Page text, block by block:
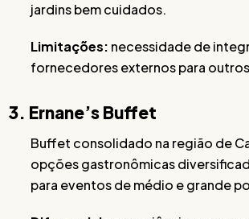
jardins bem cuidados.
Limitações: necessidade de
fornecedores externos para
3. Ernane’s Buffet
Buffet consolidado na região de
opções gastronômicas
para eventos de médio e grande